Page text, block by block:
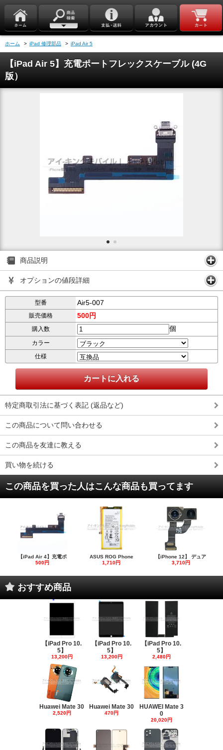
ホーム > iPad 修理部品 > iPad Air 5
【iPad Air 5】充電ポートフレックスケーブル (4G
版）
商品説明
オプションの値段詳細
型番 Air5-007
販売価格 500円
購入数 個
カラー
仕様
特定商取引法に基づく表記 (返品など)
この商品について問い合わせる
この商品を友達に教える
買い物を続ける
この商品を買った人はこんな商品も買ってます
【iPad Air 4】充電ポ
500円
ASUS ROG Phone
1,710円
【iPhone 12】 デュア
3,710円
おすすめ商品
【iPad Pro 10.
5】
13,200円
【iPad Pro 10.
5】
13,200円
【iPad Pro 10.
5】
2,480円
Huawei Mate 30
2,520円
Huawei Mate 30
470円
HUAWEI Mate 3
0
20,020円